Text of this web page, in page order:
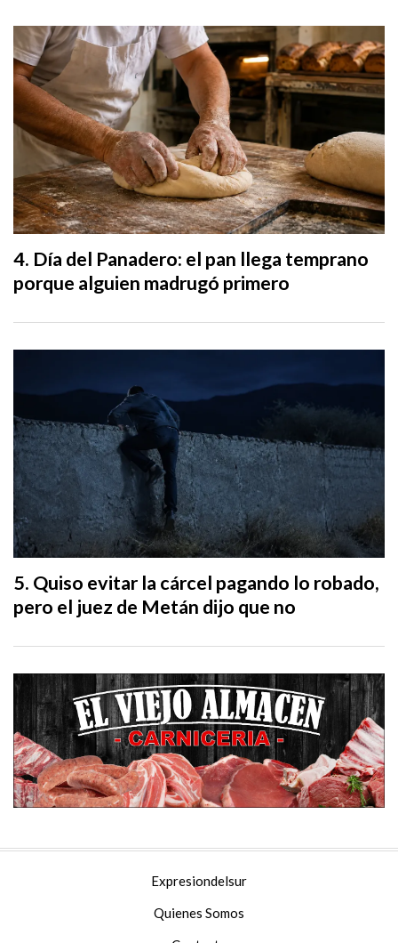
Día del Panadero: el pan llega temprano
porque alguien madrugó primero
Quiso evitar la cárcel pagando lo robado,
pero el juez de Metán dijo que no
Expresiondelsur
Quienes Somos